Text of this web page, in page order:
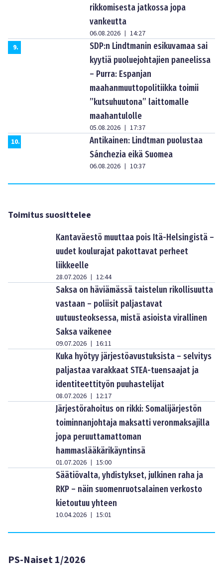
rikkomisesta jatkossa jopa
vankeutta
06.08.2026 | 14:27
9.
SDP:n Lindtmanin esikuvamaa sai
kyytiä puoluejohtajien paneelissa
– Purra: Espanjan
maahanmuuttopolitiikka toimii
”kutsuhuutona” laittomalle
maahantulolle
05.08.2026 | 17:37
10.
Antikainen: Lindtman puolustaa
Sánchezia eikä Suomea
06.08.2026 | 10:37
Toimitus suosittelee
Kantaväestö muuttaa pois Itä-Helsingistä –
uudet koulurajat pakottavat perheet
liikkeelle
28.07.2026 | 12:44
Saksa on häviämässä taistelun rikollisuutta
vastaan – poliisit paljastavat
uutuusteoksessa, mistä asioista virallinen
Saksa vaikenee
09.07.2026 | 16:11
Kuka hyötyy järjestöavustuksista – selvitys
paljastaa varakkaat STEA-tuensaajat ja
identiteettityön puuhastelijat
08.07.2026 | 12:17
Järjestörahoitus on rikki: Somalijärjestön
toiminnanjohtaja maksatti veronmaksajilla
jopa peruuttamattoman
hammaslääkärikäyntinsä
01.07.2026 | 15:00
Säätiövalta, yhdistykset, julkinen raha ja
RKP – näin suomenruotsalainen verkosto
kietoutuu yhteen
10.04.2026 | 15:01
PS-Naiset 1/2026